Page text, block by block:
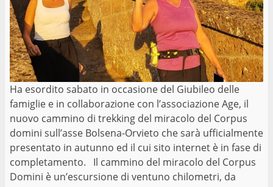
Ha esordito sabato in occasione del Giubileo delle
famiglie e in collaborazione con l’associazione Age, il
nuovo cammino di trekking del miracolo del Corpus
domini sull’asse Bolsena-Orvieto che sarà ufficialmente
presentato in autunno ed il cui sito internet è in fase di
completamento. Il cammino del miracolo del Corpus
Domini è un’escursione di ventuno chilometri, da